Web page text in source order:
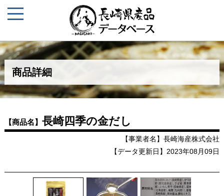
商品詳細
【商品名】 長崎四季の金だし
【事業者名】長崎海産株式会社
【データ更新日】2023年08月09日